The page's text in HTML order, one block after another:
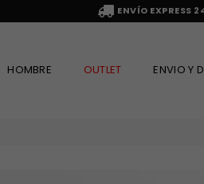
ENVÍO EXPRESS
HOMBRE OUTLET ENVIO Y